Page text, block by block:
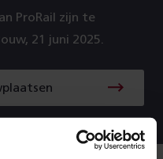
ProRail zijn te
21 juni 2025.